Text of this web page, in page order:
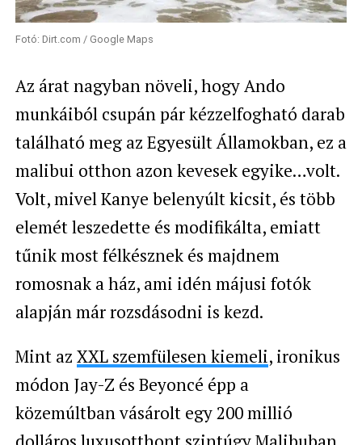
Fotó: Dirt.com / Google Maps
Az árat nagyban növeli, hogy Ando
munkáiból csupán pár kézzelfogható darab
található meg az Egyesült Államokban, ez a
malibui otthon azon kevesek egyike…volt.
Volt, mivel Kanye belenyúlt kicsit, és több
elemét leszedette és modifikálta, emiatt
tűnik most félkésznek és majdnem
romosnak a ház, ami idén májusi fotók
alapján már rozsdásodni is kezd.
Mint az XXL szemfülesen kiemeli, ironikus
módon Jay-Z és Beyoncé épp a
közemúltban vásárolt egy 200 millió